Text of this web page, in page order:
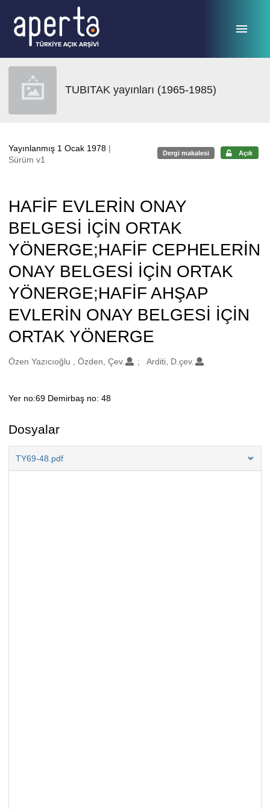
TUBITAK yayınları (1965-1985)
Yayınlanmış 1 Ocak 1978 |
Sürüm v1
Dergi makalesi Açık
HAFİF EVLERİN ONAY
BELGESİ İÇİN ORTAK
YÖNERGE;HAFİF CEPHELERİN
ONAY BELGESİ İÇİN ORTAK
YÖNERGE;HAFİF AHŞAP
EVLERİN ONAY BELGESİ İÇİN
ORTAK YÖNERGE
Oluşturanlar
Özen Yazıcıoğlu , Özden, Çev. Arditi, D.çev.
Açıklama
Yer no:69 Demirbaş no: 48
Dosyalar
TY69-48.pdf